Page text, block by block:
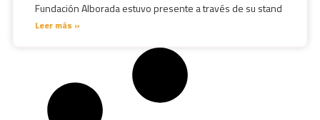
Fundación Alborada estuvo presente a través de su stand
Leer más »